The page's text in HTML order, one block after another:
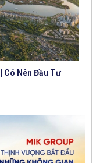
Có Nên Đầu Tư